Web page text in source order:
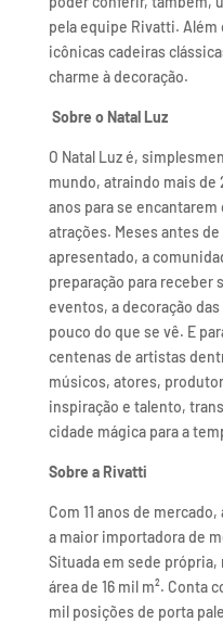
pela equipe Rivatti. Além
icônicas cadeiras
charme à decoração.
Sobre o Natal Luz
O Natal Luz é,
mundo, atraindo mais
anos para se
atrações. Meses antes
apresentado, a
preparação para receber
eventos, a decoração
pouco do que se vê. E
centenas de artistas
músicos, atores,
inspiração e talento,
cidade mágica para a
Sobre a Rivatti
Com 11 anos de
a maior importadora de
Situada em sede própria,
área de 16 mil m². Conta
mil posições de porta